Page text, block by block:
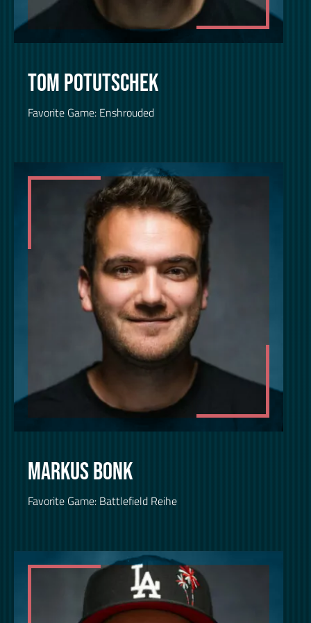
TOM POTUTSCHEK
Favorite Game: Enshrouded
MARKUS BONK
Favorite Game: Battlefield Reihe